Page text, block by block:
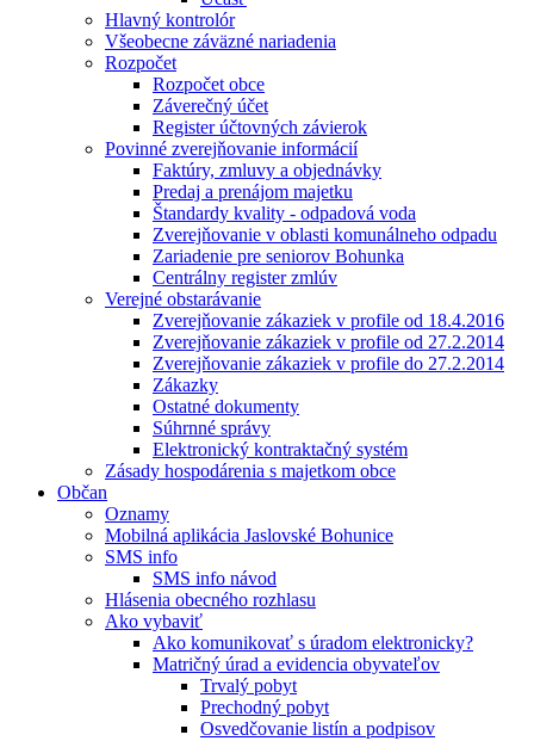
Hlavný kontrolór
Všeobecne záväzné nariadenia
Rozpočet
Rozpočet obce
Záverečný účet
Register účtovných závierok
Povinné zverejňovanie informácií
Faktúry, zmluvy a objednávky
Predaj a prenájom majetku
Štandardy kvality - odpadová voda
Zverejňovanie v oblasti komunálneho odpadu
Zariadenie pre seniorov Bohunka
Centrálny register zmlúv
Verejné obstarávanie
Zverejňovanie zákaziek v profile od 18.4.2016
Zverejňovanie zákaziek v profile od 27.2.2014
Zverejňovanie zákaziek v profile do 27.2.2014
Zákazky
Ostatné dokumenty
Súhrnné správy
Elektronický kontraktačný systém
Zásady hospodárenia s majetkom obce
Občan
Oznamy
Mobilná aplikácia Jaslovské Bohunice
SMS info
SMS info návod
Hlásenia obecného rozhlasu
Ako vybaviť
Ako komunikovať s úradom elektronicky?
Matričný úrad a evidencia obyvateľov
Trvalý pobyt
Prechodný pobyt
Osvedčovanie listín a podpisov